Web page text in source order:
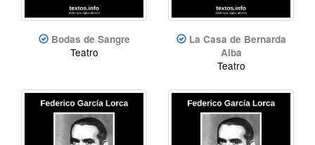
Bodas de Sangre
Teatro
La Casa de Bernarda
Alba
Teatro